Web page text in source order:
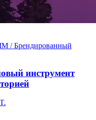
/ Брендированный
инструмент